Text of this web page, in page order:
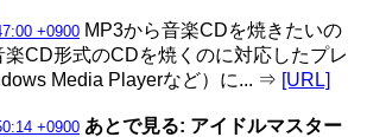
+0900 MP3から音楽CDを焼きたいの
楽CD形式のCDを焼くのに対応したプレ
Media Playerなど）に... ⇒ [URL]
+0900 あとで見る: アイドルマスター